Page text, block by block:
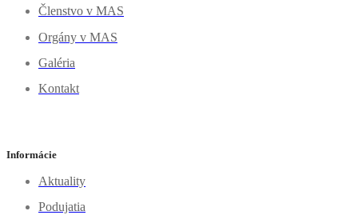
Členstvo v MAS
Orgány v MAS
Galéria
Kontakt
Informácie
Aktuality
Podujatia